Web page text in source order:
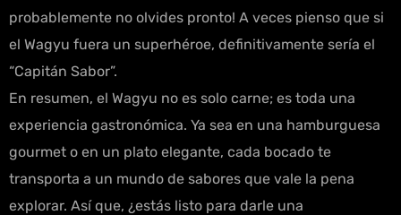
probablemente no olvides pronto! A veces pienso que si
el Wagyu fuera un superhéroe, definitivamente sería el
“Capitán Sabor”.
En resumen, el Wagyu no es solo carne; es toda una
experiencia gastronómica. Ya sea en una hamburguesa
gourmet o en un plato elegante, cada bocado te
transporta a un mundo de sabores que vale la pena
explorar. Así que, ¿estás listo para darle una